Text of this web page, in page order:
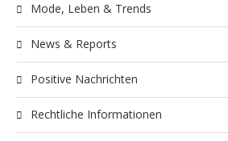
Mode, Leben & Trends
News & Reports
Positive Nachrichten
Rechtliche Informationen